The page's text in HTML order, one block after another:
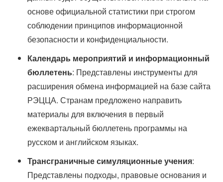
основе официальной статистики при строгом
соблюдении принципов информационной
безопасности и конфиденциальности.
Календарь мероприятий и информационный
бюллетень: Представлены инструменты для
расширения обмена информацией на базе сайта
РЭЦЦА. Странам предложено направить
материалы для включения в первый
ежеквартальный бюллетень программы на
русском и английском языках.
Трансграничные симуляционные учения:
Представлены подходы, правовые основания и